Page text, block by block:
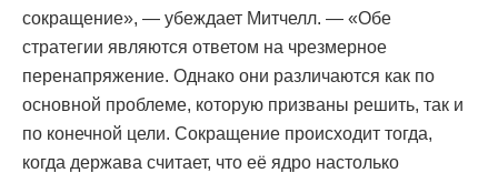
сокращение», — убеждает Митчелл. — «Обе
стратегии являются ответом на чрезмерное
перенапряжение. Однако они различаются как по
основной проблеме, которую призваны решить, так и
по конечной цели. Сокращение происходит тогда,
когда держава считает, что её ядро настолько